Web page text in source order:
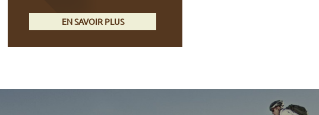
EN SAVOIR PLUS